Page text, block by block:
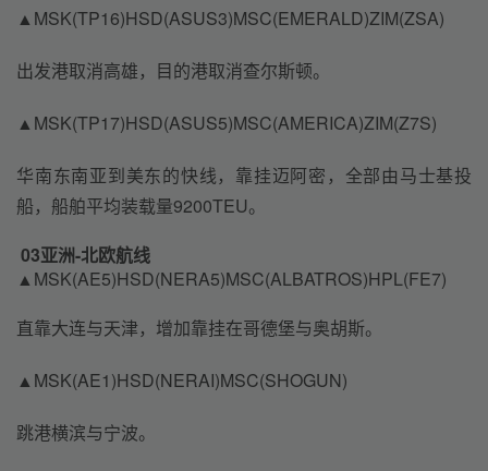
▲MSK(TP16)HSD(ASUS3)MSC(EMERALD)ZIM(ZSA)
出发港取消高雄，目的港取消查尔斯顿。
▲MSK(TP17)HSD(ASUS5)MSC(AMERICA)ZIM(Z7S)
华南东南亚到美东的快线，靠挂迈阿密，全部由马士基投
船，船舶平均装载量9200TEU。
03亚洲-北欧航线
▲MSK(AE5)HSD(NERA5)MSC(ALBATROS)HPL(FE7)
直靠大连与天津，增加靠挂在哥德堡与奥胡斯。
▲MSK(AE1)HSD(NERAI)MSC(SHOGUN)
跳港横滨与宁波。